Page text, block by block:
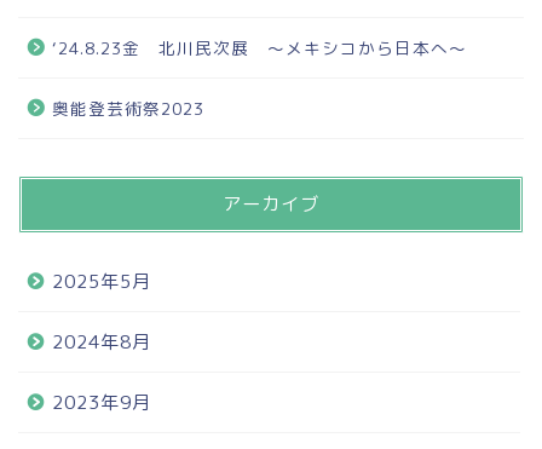
‘24.8.23金 北川民次展 ～メキシコから日本へ～
奥能登芸術祭2023
アーカイブ
2025年5月
2024年8月
2023年9月